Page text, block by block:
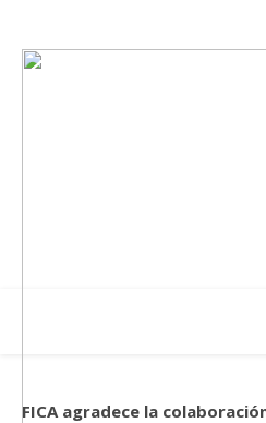
FICA agradece la